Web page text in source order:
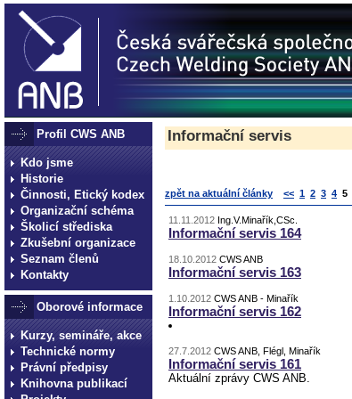
Profil CWS ANB
Kdo jsme
Historie
Činnosti, Etický kodex
Organizační schéma
Školicí střediska
Zkušební organizace
Seznam členů
Kontakty
Oborové informace
Kurzy, semináře, akce
Technické normy
Právní předpisy
Knihovna publikací
Informační servis
zpět na aktuální články << 1 2 3 4 5
11.11.2012 Ing.V.Minařík,CSc.
Informační servis 164
18.10.2012 CWS ANB
Informační servis 163
1.10.2012 CWS ANB - Minařík
Informační servis 162
27.7.2012 CWS ANB, Flégl, Minařík
Informační servis 161
Aktuální zprávy CWS ANB.